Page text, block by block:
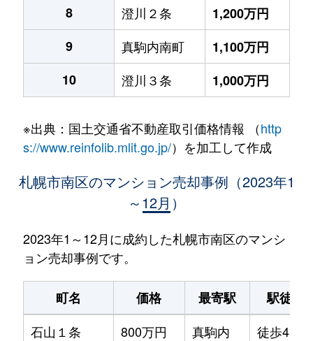
8
澄川２条
1,200万円
9
真駒内南町
1,100万円
10
澄川３条 1,000万円
※出典：国土交通省不動産取引価格情報 （http
s://www.reinfolib.mlit.go.jp/）を加工して作成
札幌市南区のマンション売却事例（2023年1
～12月）
2023年1～12月に成約した札幌市南区のマンシ
ョン売却事例です。
町名 価格 最寄駅
駅徒歩
石山１条
800万円 真駒内
徒歩45分